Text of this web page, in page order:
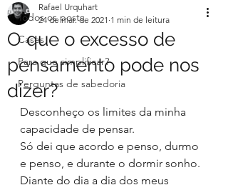
Todos os posts
Cases
Para que simplificar?
Perguntas de sabedoria
O que o excesso de
pensamento pode nos
dizer?
Rafael Urquhart
24 de mar. de 2021 1 min de leitura
Desconheço os limites da minha
capacidade de pensar.
Só dei que acordo e penso, durmo
e penso, e durante o dormir sonho.
Diante do dia a dia dos meus